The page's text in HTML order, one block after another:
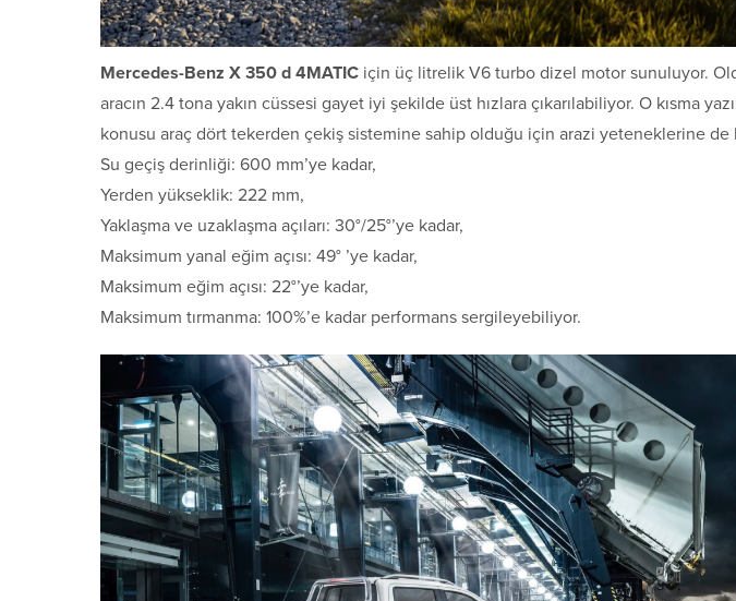
Mercedes-Benz X 350 d 4MATIC için üç litrelik V6 turbo dizel motor sunuluyor.
aracın 2.4 tona yakın cüssesi gayet iyi şekilde üst hızlara çıkarılabiliyor. O kısma
konusu araç dört tekerden çekiş sistemine sahip olduğu için arazi yeteneklerine de
Su geçiş derinliği: 600 mm’ye kadar,
Yerden yükseklik: 222 mm,
Yaklaşma ve uzaklaşma açıları: 30°/25°’ye kadar,
Maksimum yanal eğim açısı: 49° ’ye kadar,
Maksimum eğim açısı: 22°’ye kadar,
Maksimum tırmanma: 100%’e kadar performans sergileyebiliyor.